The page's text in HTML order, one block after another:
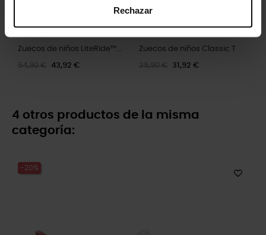
Rechazar
Zuecos de niños LiteRide™...
54,90 € 43,92 €
Zuecos de niños Classic T
39,90 € 31,92 €
4 otros productos de la misma
categoría:
-20%